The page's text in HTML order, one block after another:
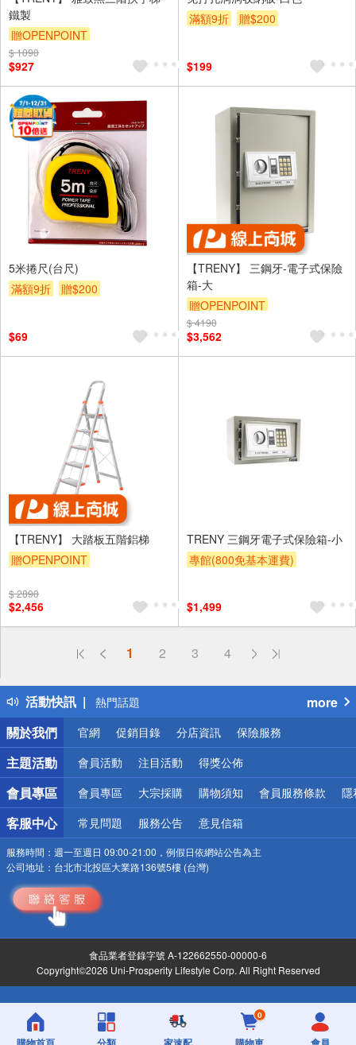
鐵製
贈OPENPOINT
$ 1090
$927
滿額9折
贈$200
$199
5米捲尺(台尺)
滿額9折
贈$200
$69
【TRENY】 三鋼牙-電子式保險
箱-大
贈OPENPOINT
$ 4190
$3,562
【TRENY】 大踏板五階鋁梯
贈OPENPOINT
$ 2890
$2,456
TRENY 三鋼牙電子式保險箱-小
專館(800免基本運費)
$1,499
1 2 3 4
活動快訊
偏遠地區配送
得獎公告
熱門話題
銀行優惠
偏遠地區配送
詐騙網頁！請小心！
more
關於我們
官網 促銷目錄 分店資訊 保險服務
主題活動 會員活動 注目活動 得獎公佈
會員專區 會員專區 大宗採購 購物須知 會員服務條款 隱
客服中心 常見問題 服務公告 意見信箱
服務時間： 週一至週日 09:00-21:00，例假日依網站公告為主
公司地址： 台北市北投區大業路136號5樓 (台灣)
食品業者登錄字號 A-122662550-00000-6
Copyright©2026 Uni-Prosperity Lifestyle Corp. All Right Reserved
0